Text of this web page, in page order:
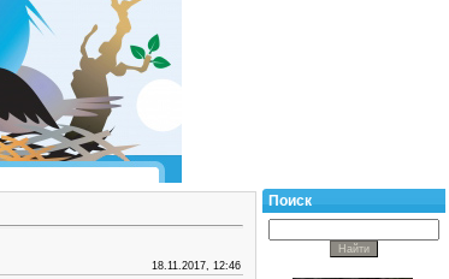
18.11.2017, 12:46
Поиск